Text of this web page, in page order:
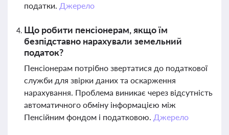
податки. Джерело
Що робити пенсіонерам, якщо їм
безпідставно нарахували земельний
податок?
Пенсіонерам потрібно звертатися до податкової
служби для звірки даних та оскарження
нарахування. Проблема виникає через відсутність
автоматичного обміну інформацією між
Пенсійним фондом і податковою. Джерело